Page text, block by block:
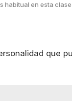
habitual en esta
que